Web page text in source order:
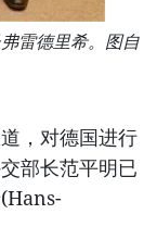
雷德里希。图自
，对德国进行
部长范平明已